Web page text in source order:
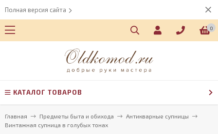
Полная версия сайта
0
КАТАЛОГ ТОВАРОВ
Главная Предметы быта и обихода
Антикварные супницы
Винтажная супница в голубых тонах